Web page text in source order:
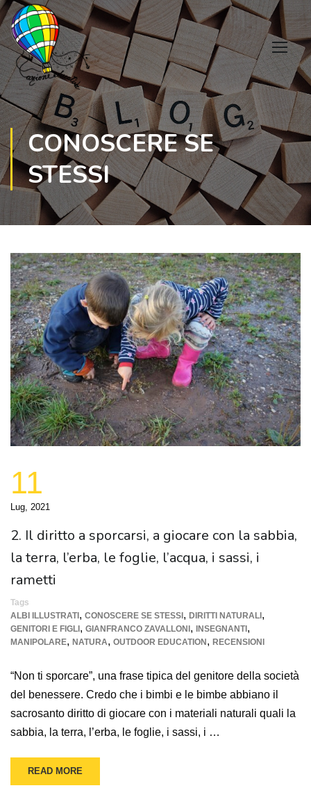
CONOSCERE SE
STESSI
11
Lug, 2021
2. Il diritto a sporcarsi, a giocare con la sabbia,
la terra, l’erba, le foglie, l’acqua, i sassi, i
rametti
Tags
ALBI ILLUSTRATI , CONOSCERE SE STESSI , DIRITTI NATURALI ,
GENITORI E FIGLI , GIANFRANCO ZAVALLONI , INSEGNANTI ,
MANIPOLARE, NATURA, OUTDOOR EDUCATION , RECENSIONI
“Non ti sporcare”, una frase tipica del genitore della società
del benessere. Credo che i bimbi e le bimbe abbiano il
sacrosanto diritto di giocare con i materiali naturali quali la
sabbia, la terra, l’erba, le foglie, i sassi, i …
READ MORE